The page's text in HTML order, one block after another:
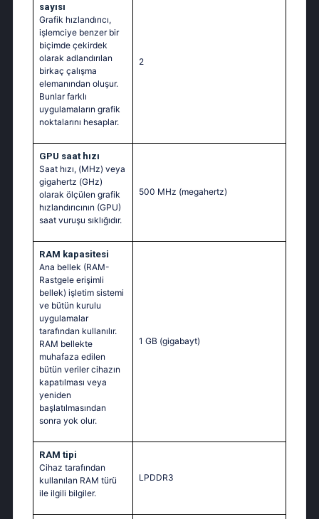
sayısı
Grafik hızlandırıcı,
işlemciye benzer bir
biçimde çekirdek
olarak adlandırılan
birkaç çalışma
elemanından oluşur.
Bunlar farklı
uygulamaların grafik
noktalarını hesaplar.
2
GPU saat hızı
Saat hızı, (MHz) veya
gigahertz (GHz)
olarak ölçülen grafik
hızlandırıcının (GPU)
saat vuruşu sıklığıdır.
500 MHz (megahertz)
RAM kapasitesi
Ana bellek (RAM-
Rastgele erişimli
bellek) işletim sistemi
ve bütün kurulu
uygulamalar
tarafından kullanılır.
RAM bellekte
muhafaza edilen
bütün veriler cihazın
kapatılması veya
yeniden
başlatılmasından
sonra yok olur.
1 GB (gigabayt)
RAM tipi
Cihaz tarafından
kullanılan RAM türü
ile ilgili bilgiler.
LPDDR3